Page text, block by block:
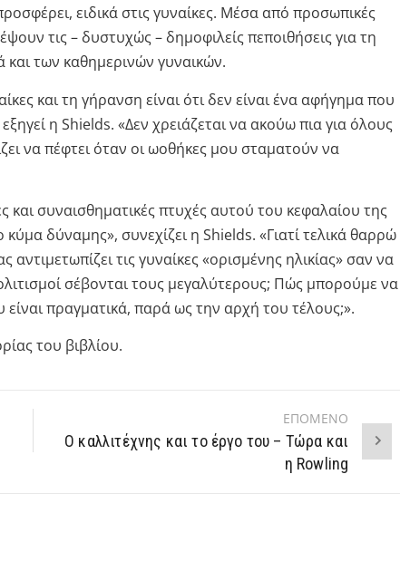
ειδικά στις γυναίκες. Μέσα από προσωπικές
τις – δυστυχώς – δημοφιλείς πεποιθήσεις για τη
των καθημερινών γυναικών.
και τη γήρανση είναι ότι δεν είναι ένα αφήγημα που
η Shields. «Δεν χρειάζεται να ακούω πια για όλους
να πέφτει όταν οι ωοθήκες μου σταματούν να
και συναισθηματικές πτυχές αυτού του κεφαλαίου της
δύναμης», συνεχίζει η Shields. «Γιατί τελικά θαρρώ
τις γυναίκες «ορισμένης ηλικίας» σαν να
σέβονται τους μεγαλύτερους; Πώς μπορούμε να
πραγματικά, παρά ως την αρχή του τέλους;».
του βιβλίου.
ΕΠΟΜΕΝΟ
O καλλιτέχνης και το έργο του – Τώρα και
η Rowling